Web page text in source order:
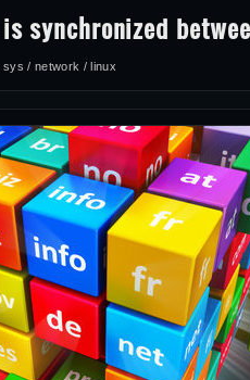
synchronized
sys / network / linux